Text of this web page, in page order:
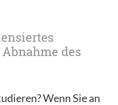
des
Wenn Sie an